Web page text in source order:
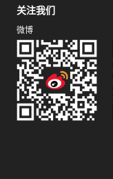
关注我们
微博